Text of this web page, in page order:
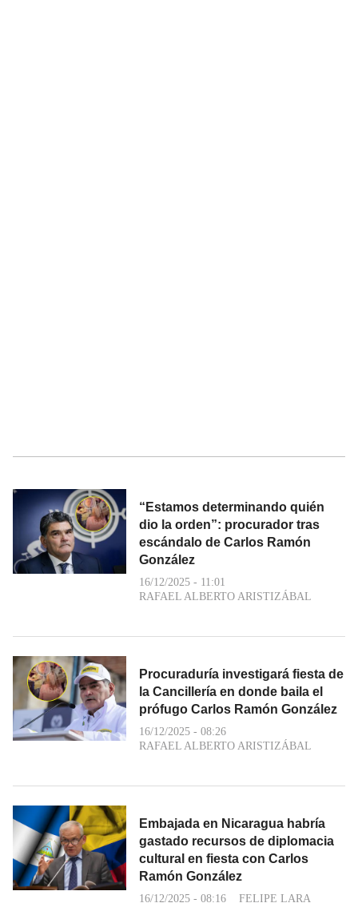
“Estamos determinando quién
dio la orden”: procurador tras
escándalo de Carlos Ramón
González
16/12/2025 - 11:01
RAFAEL ALBERTO ARISTIZÁBAL
Procuraduría investigará fiesta de
la Cancillería en donde baila el
prófugo Carlos Ramón González
16/12/2025 - 08:26
RAFAEL ALBERTO ARISTIZÁBAL
Embajada en Nicaragua habría
gastado recursos de diplomacia
cultural en fiesta con Carlos
Ramón González
16/12/2025 - 08:16 FELIPE LARA